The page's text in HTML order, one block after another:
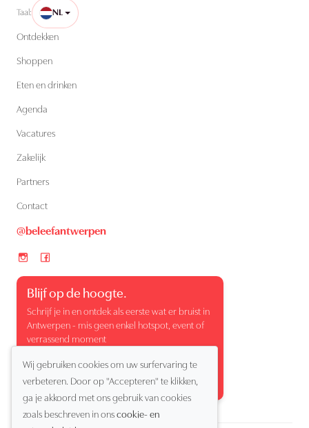
Taal: NL
Ontdekken
Shoppen
Eten en drinken
Agenda
Vacatures
Zakelijk
Partners
Contact
@beleefantwerpen
Blijf op de hoogte.
Schrijf je in en ontdek als eerste wat er bruist in
Antwerpen - mis geen enkel hotspot, event of
verrassend moment
Wij gebruiken cookies om uw surfervaring te
verbeteren. Door op "Accepteren" te klikken,
ga je akkoord met ons gebruik van cookies
zoals beschreven in ons cookie- en